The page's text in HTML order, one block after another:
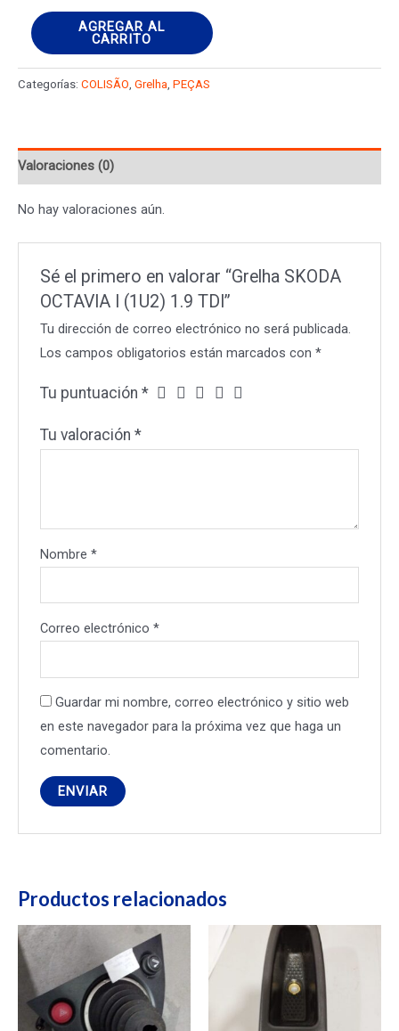
Grelha
SKODA
OCTAVIA
TDI
AGREGAR AL
CARRITO
Categorías: COLISÃO, Grelha, PEÇAS
Valoraciones (0)
No hay valoraciones aún.
Sé el primero en valorar “Grelha SKODA
OCTAVIA I (1U2) 1.9 TDI”
Tu dirección de correo electrónico no será publicada.
Los campos obligatorios están marcados con*
Tu puntuación*
Tu valoración*
Nombre*
Correo electrónico*
Guardar mi nombre, correo electrónico y sitio web
en este navegador para la próxima vez que haga un
comentario.
Productos relacionados